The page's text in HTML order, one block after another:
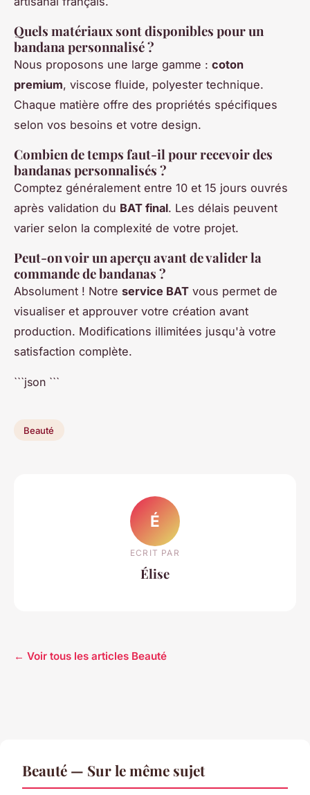
Quels matériaux sont disponibles pour un
bandana personnalisé ?
Nous proposons une large gamme : coton
premium, viscose fluide, polyester technique.
Chaque matière offre des propriétés spécifiques
selon vos besoins et votre design.
Combien de temps faut-il pour recevoir des
bandanas personnalisés ?
Comptez généralement entre 10 et 15 jours ouvrés
après validation du BAT final. Les délais peuvent
varier selon la complexité de votre projet.
Peut-on voir un aperçu avant de valider la
commande de bandanas ?
Absolument ! Notre service BAT vous permet de
visualiser et approuver votre création avant
production. Modifications illimitées jusqu'à votre
satisfaction complète.
```json ```
Beauté
É
ECRIT PAR
Élise
← Voir tous les articles Beauté
Beauté — Sur le même sujet